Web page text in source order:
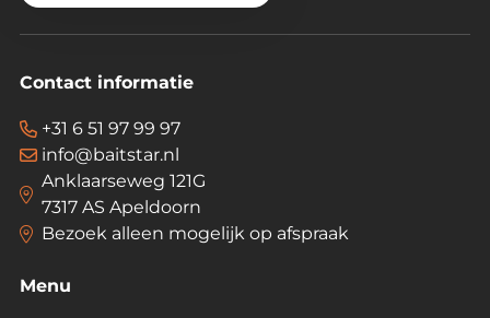
Contact informatie
+31 6 51 97 99 97
info@baitstar.nl
Anklaarseweg 121G
7317 AS Apeldoorn
Bezoek alleen mogelijk op afspraak
Menu